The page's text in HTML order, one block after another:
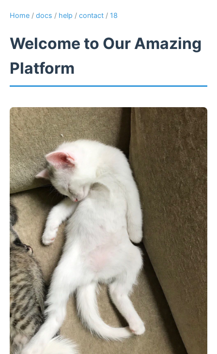
Home / docs / help / contact / 18
Welcome to Our Amazing
Platform